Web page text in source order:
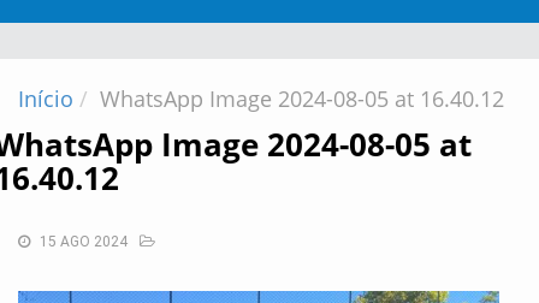
NAVIGATION
Início WhatsApp Image 2024-08-05 at 16.40.12
Image 2024-08-05 at
15 AGO 2024